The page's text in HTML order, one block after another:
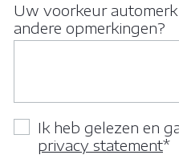
Uw voorkeur
andere opmerkingen?
Ik heb gelezen en
privacy statement*